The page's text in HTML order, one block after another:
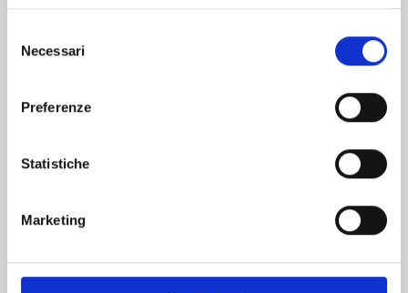
delNecessari
Preferenze
Statistiche
Marketing
YU DEGLI SPETTRI NEW EDITION n. 19